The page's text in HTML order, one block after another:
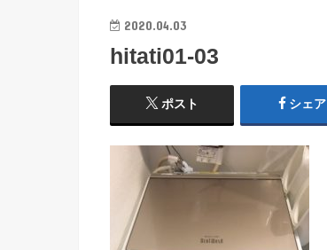
2020.04.03
hitati01-03
ポスト シェア